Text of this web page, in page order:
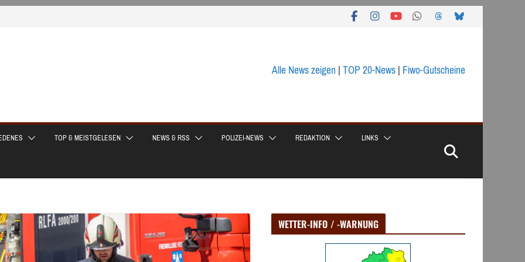
Alle News zeigen|TOP 20-News|Fiwo-Gutscheine
TOP & MEISTGELESEN NEWS & RSS POLIZEI-NEWS REDAKTION LINKS
WETTER-INFO / -WARNUNG